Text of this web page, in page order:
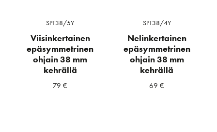
SPT38/5Y
Viisinkertainen
epäsymmetrinen
ohjain 38 mm
kehrällä
79€
SPT38/4Y
Nelinkertainen
epäsymmetrinen
ohjain 38 mm
kehrällä
69€